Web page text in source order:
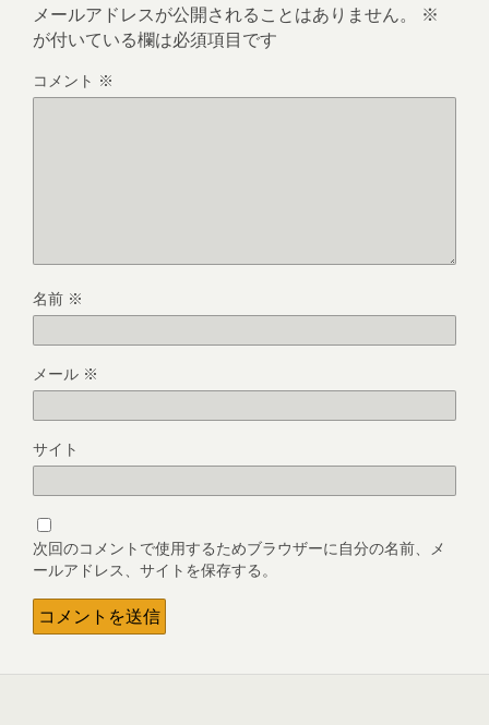
メールアドレスが公開されることはありません。
※
が付いている欄は必須項目です
コメント ※
名前 ※
メール ※
サイト
次回のコメントで使用するためブラウザーに自分の名前、メ
ールアドレス、サイトを保存する。